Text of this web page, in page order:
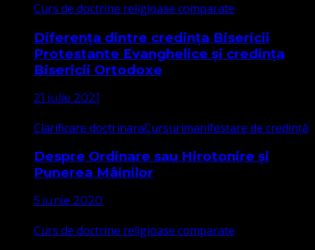
Curs de doctrine religioase comparate
Diferența dintre credința Bisericii
Protestante Evanghelice și credința
Bisericii Ortodoxe
21 iulie 2021
Clarificare doctrinaraCursurimanifestare de credință
Despre Ordinare sau Hirotonire și
Punerea Mâinilor
5 iunie 2020
Curs de doctrine religioase comparate